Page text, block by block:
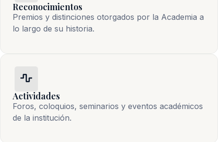
Reconocimientos
Premios y distinciones otorgados por la Academia a
lo largo de su historia.
Actividades
Foros, coloquios, seminarios y eventos académicos
de la institución.